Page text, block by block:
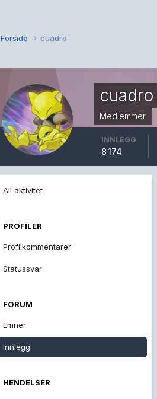
Forside cuadro
cuadro
Medlemmer
INNLEGG
8 174
All aktivitet
PROFILER
Profilkommentarer
Statussvar
FORUM
Emner
Innlegg
HENDELSER